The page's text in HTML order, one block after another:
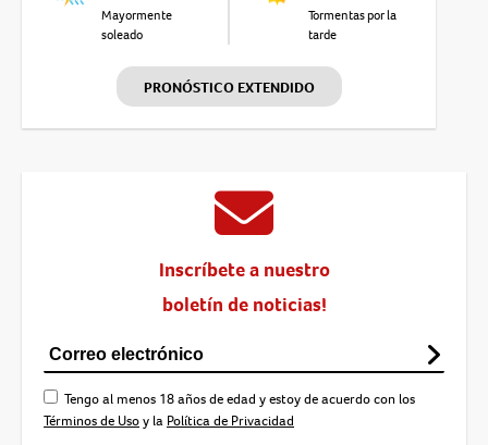
Mayormente
soleado
Tormentas por la
tarde
PRONÓSTICO EXTENDIDO
Inscríbete a nuestro
boletín de noticias!
Tengo al menos 18 años de edad y estoy de acuerdo con los
Términos de Usoy la Política de Privacidad